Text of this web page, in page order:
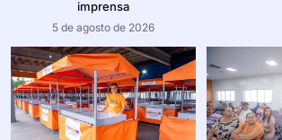
imprensa
5 de agosto de 2026